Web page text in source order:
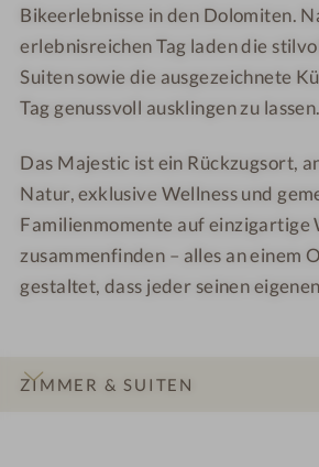
Bikeerlebnisse in den Dolomiten.
erlebnisreichen Tag laden die
Suiten sowie die ausgezeichnete
Tag genussvoll ausklingen zu lassen.
Das Majestic ist ein Rückzugsort,
Natur, exklusive Wellness und
Familienmomente auf einzigartige
zusammenfinden – alles an einem
gestaltet, dass jeder seinen
ZIMMER & SUITEN